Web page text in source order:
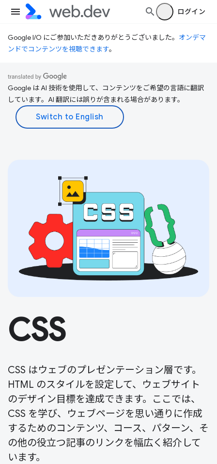
ログイン
Google I/O にご参加いただきありがとうございました。 オンデマ
ンドでコンテンツを視聴できます。
Google は AI 技術を使用して、コンテンツをご希望の言語に翻訳
しています。AI 翻訳には誤りが含まれる場合があります。
CSS
CSS はウェブのプレゼンテーション層です。
HTML のスタイルを設定して、ウェブサイト
のデザイン目標を達成できます。ここでは、
CSS を学び、ウェブページを思い通りに作成
するためのコンテンツ、コース、パターン、そ
の他の役立つ記事のリンクを幅広く紹介して
います。